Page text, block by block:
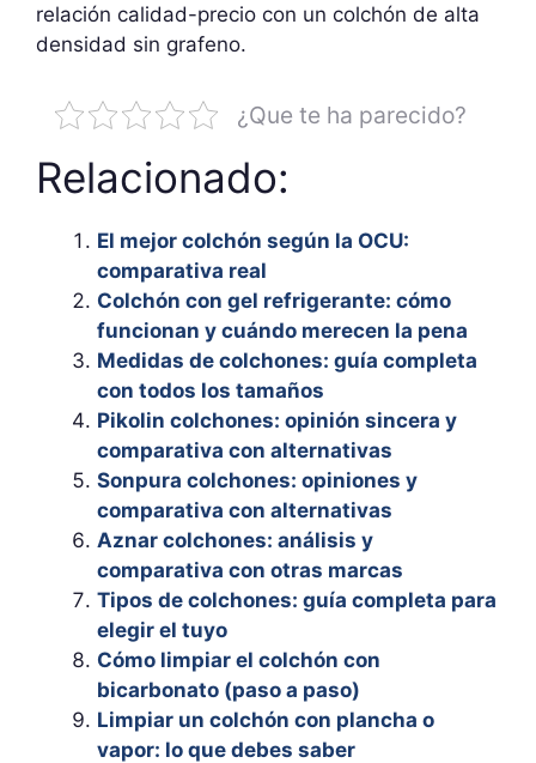
relación calidad-precio con un colchón de alta
densidad sin grafeno.
¿Que te ha parecido?
Relacionado:
El mejor colchón según la OCU:
comparativa real
Colchón con gel refrigerante: cómo
funcionan y cuándo merecen la pena
Medidas de colchones: guía completa
con todos los tamaños
Pikolin colchones: opinión sincera y
comparativa con alternativas
Sonpura colchones: opiniones y
comparativa con alternativas
Aznar colchones: análisis y
comparativa con otras marcas
Tipos de colchones: guía completa para
elegir el tuyo
Cómo limpiar el colchón con
bicarbonato (paso a paso)
Limpiar un colchón con plancha o
vapor: lo que debes saber